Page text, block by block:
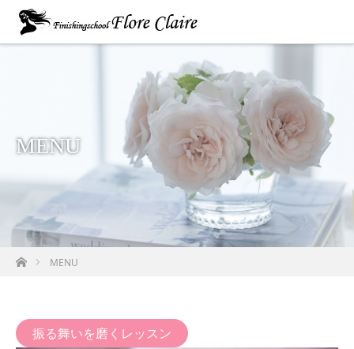
MENU
ホームMENU
振る舞いを磨くレッスン